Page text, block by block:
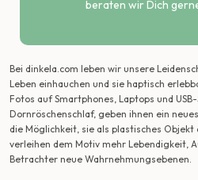
beraten wir Dich
Bei dinkela.com leben wir unsere
Leben einhauchen und sie haptisch
Fotos auf Smartphones, Laptops und
Dornröschenschlaf, geben ihnen ein
die Möglichkeit, sie als plastisches
verleihen dem Motiv mehr Lebendigkeit,
Betrachter neue Wahrnehmungsebenen.